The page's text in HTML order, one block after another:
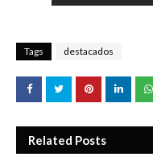
Tags destacados
Related Posts